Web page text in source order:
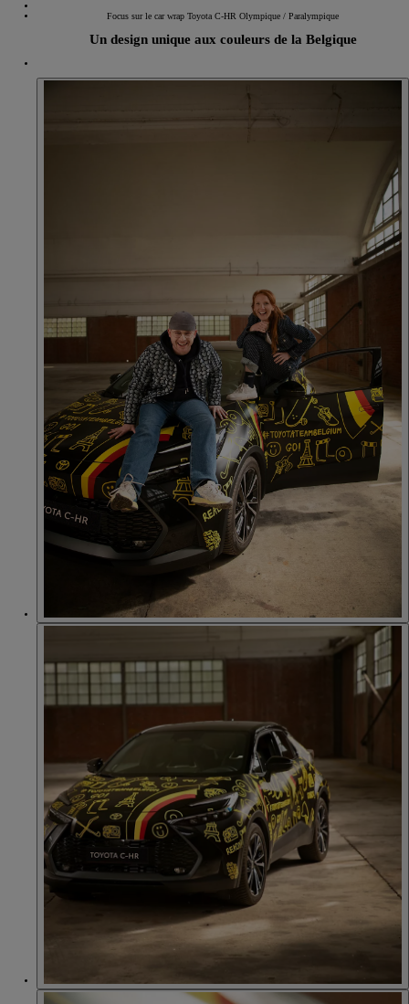
Focus sur le car wrap Toyota C-HR Olympique / Paralympique
Un design unique aux couleurs de la Belgique